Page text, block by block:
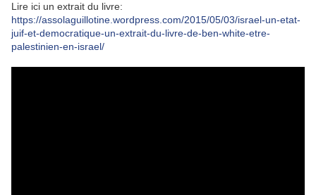
Lire ici un extrait du livre:
https://assolaguillotine.wordpress. com/2015/05/03/israel-un-etat-
juif-et-democratique-un-extrait-du-livre-de-ben-white-etre-
palestinien-en-israel/